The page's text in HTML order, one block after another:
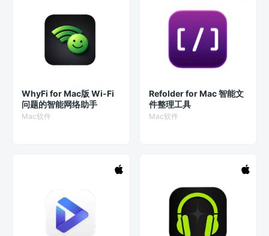
WhyFi for Mac版 Wi-Fi
问题的智能网络助手
Mac软件
Refolder for Mac 智能文
件整理工具
Mac软件